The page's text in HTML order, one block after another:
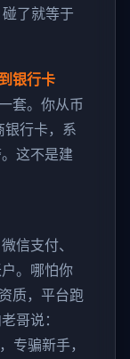
了就等于
银行卡
套。你从币
行卡，系
这不是建
信支付、
。哪怕你
质，平台跑
哥说：
专骗新手，